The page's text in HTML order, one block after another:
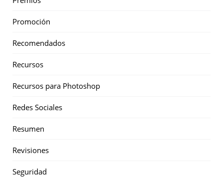
Promoción
Recomendados
Recursos
Recursos para Photoshop
Redes Sociales
Resumen
Revisiones
Seguridad